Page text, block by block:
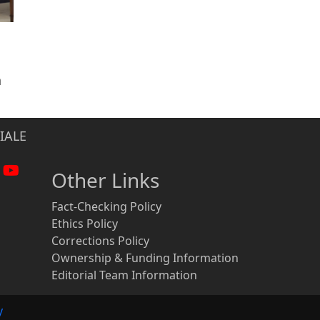
Other Links
Fact-Checking Policy
Ethics Policy
Corrections Policy
Ownership & Funding Information
Editorial Team Information